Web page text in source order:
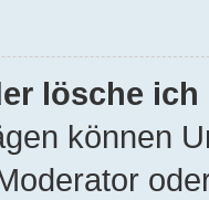
lösche
können